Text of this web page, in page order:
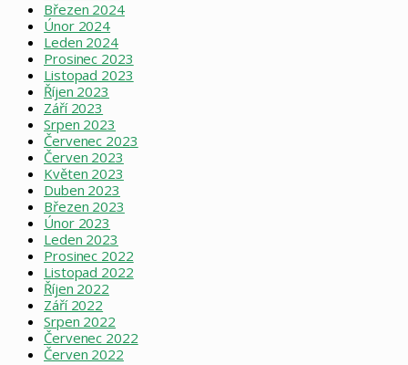
Březen 2024
Únor 2024
Leden 2024
Prosinec 2023
Listopad 2023
Říjen 2023
Září 2023
Srpen 2023
Červenec 2023
Červen 2023
Květen 2023
Duben 2023
Březen 2023
Únor 2023
Leden 2023
Prosinec 2022
Listopad 2022
Říjen 2022
Září 2022
Srpen 2022
Červenec 2022
Červen 2022